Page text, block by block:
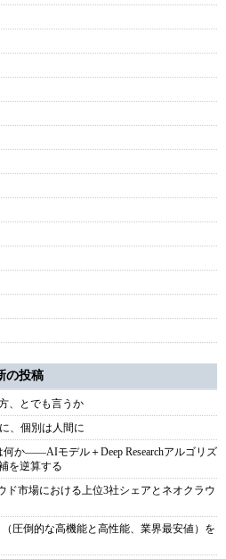
の投稿
、とでも言うか
、個別は人間に
か――AIモデル＋Deep Researchアルゴリズ
を逆算する
ド市場における上位3社シェアとネオクラウ
圧倒的な高機能と高性能、業界最安値）を